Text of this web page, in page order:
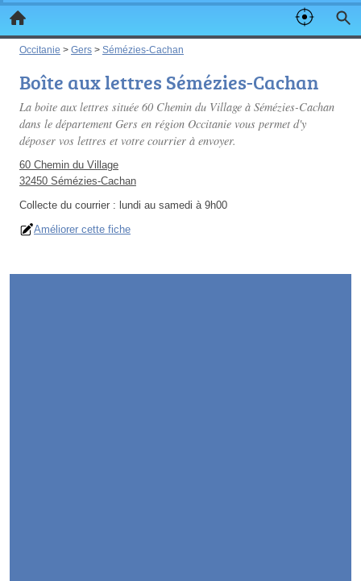
Occitanie > Gers > Sémézies-Cachan
Boîte aux lettres Sémézies-Cachan
La boite aux lettres située 60 Chemin du Village à Sémézies-Cachan
dans le département Gers en région Occitanie vous permet d'y
déposer vos lettres et votre courrier à envoyer.
60 Chemin du Village
32450 Sémézies-Cachan
Collecte du courrier : lundi au samedi à 9h00
Améliorer cette fiche